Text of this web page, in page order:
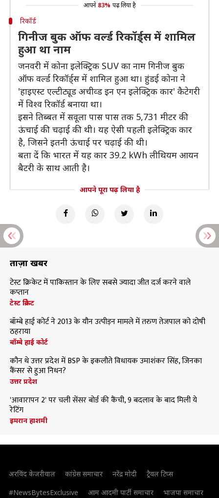
आपने 83% पढ़ लिया है
रिकॉर्ड
गिनीज बुक ऑफ वर्ल्ड रिकॉर्ड्स में शामिल
हुआ था नाम
जनवरी में कोना इलेक्ट्रिक SUV का नाम गिनीज बुक
ऑफ वर्ल्ड रिकॉर्ड्स में शामिल हुआ था। हुंडई कोना ने
'हाइएस्ट एल्टीट्यूड अचीव्ड इन एन इलेक्ट्रिक कार' कैटेगरी
में विश्व रिकॉर्ड बनाया था।
इसने तिब्बत में सवूला पास पास तक 5,731 मीटर की
ऊंचाई की चढ़ाई की थी। यह ऐसी पहली इलेक्ट्रिक कार
है, जिसने इतनी ऊंचाई पर चढ़ाई की थी।
बता दें कि भारत में यह कार 39.2 kWh लीथियम आयन
बैटरी के साथ आती है।
आपने पूरा पढ़ लिया है
ताज़ा खबरें
टेस्ट क्रिकेट में पाकिस्तान के लिए सबसे ज्यादा जीत दर्ज करने वाले
कप्तान
टेस्ट क्रिकेट
बॉम्बे हाई कोर्ट ने 2013 के यौन उत्पीड़न मामले में तरुण तेजपाल को दोषी
ठहराया
बॉम्बे हाई कोर्ट
कौन थे उत्तर प्रदेश में BSP के इकलौते विधायक उमाशंकर सिंह, जिनका
कैंसर से हुआ निधन?
उत्तर प्रदेश
'आवारापन 2' पर चली सेंसर बोर्ड की कैंची, 9 बदलाव के बाद मिली ये
रेटिंग
इमरान हाशमी
अरविंद केजरीवाल कांग्रेस समाचार नरेंद्र मोदी
ट्रैवल टिप्स
#NewsBytesExclusive
आम आदमी पार्टी समाचार भाजपा समाचार